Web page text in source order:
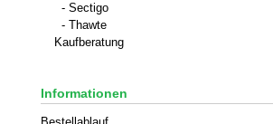
- Sectigo
- Thawte
Kaufberatung
Informationen